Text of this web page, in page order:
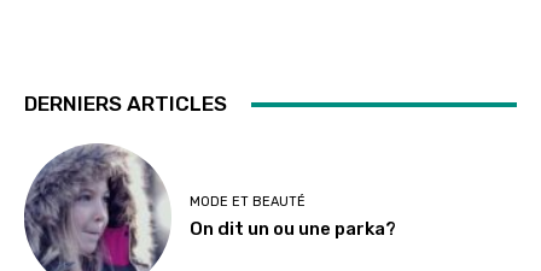
DERNIERS ARTICLES
MODE ET BEAUTÉ
On dit un ou une parka?